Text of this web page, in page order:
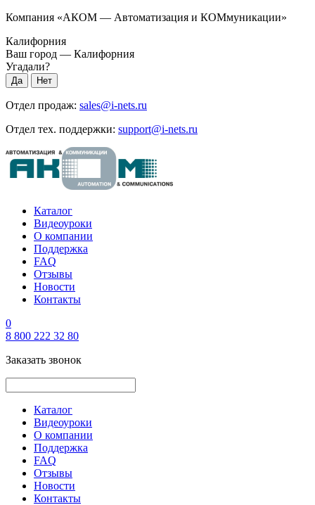
Компания «АКОМ — Автоматизация и КОМмуникации»
Калифорния
Ваш город — Калифорния
Угадали?
Отдел продаж: sales@i-nets.ru
Отдел тех. поддержки: support@i-nets.ru
Каталог
Видеоуроки
О компании
Поддержка
FAQ
Отзывы
Новости
Контакты
0
8 800 222 32 80
Заказать звонок
Каталог
Видеоуроки
О компании
Поддержка
FAQ
Отзывы
Новости
Контакты